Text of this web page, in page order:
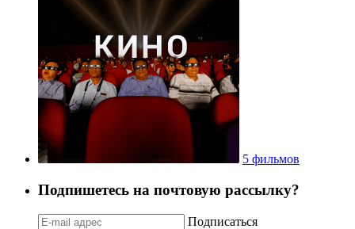
5 фильмов
Подпишетесь на почтовую рассылку?
Подписаться